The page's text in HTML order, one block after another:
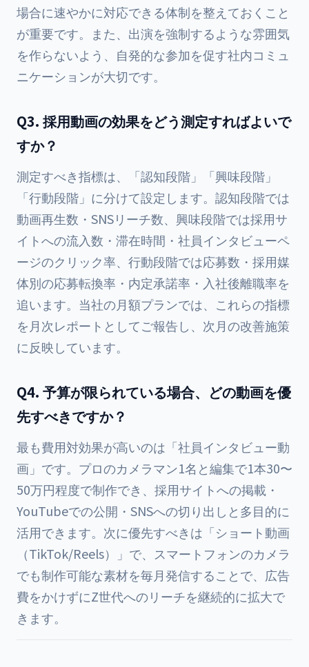
場合に速やかに対応できる体制を整えておくこと
が重要です。また、出演を強制するような雰囲気
を作らないよう、自発的な参加を促す社内コミュ
ニケーションが大切です。
Q3. 採用動画の効果をどう測定すればよいで
すか？
測定すべき指標は、「認知段階」「興味段階」
「行動段階」に分けて設定します。認知段階では
動画再生数・SNSリーチ数、興味段階では採用サ
イトへの流入数・滞在時間・社員インタビューペ
ージのクリック率、行動段階では応募数・採用媒
体別の応募転換率・内定承諾率・入社後離職率を
追います。当社の月額プランでは、これらの指標
を月次レポートとしてご報告し、次月の改善施策
に反映しています。
Q4. 予算が限られている場合、どの動画を優
先すべきですか？
最も費用対効果が高いのは「社員インタビュー動
画」です。プロのカメラマン1名と編集で1本30〜
50万円程度で制作でき、採用サイトへの掲載・
YouTubeでの公開・SNSへの切り出しと多目的に
活用できます。次に優先すべきは「ショート動画
（TikTok/Reels）」で、スマートフォンのカメラ
でも制作可能な素材を毎月発信することで、広告
費をかけずにZ世代へのリーチを継続的に拡大で
きます。